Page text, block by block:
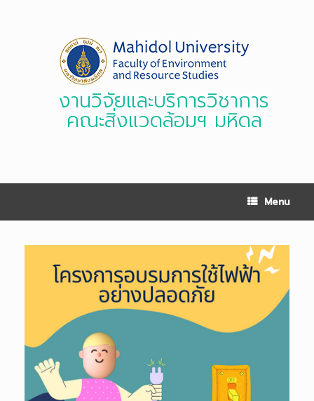
งานวิจัยและบริการวิชาการ
คณะสิ่งแวดล้อมฯ มหิดล
Menu